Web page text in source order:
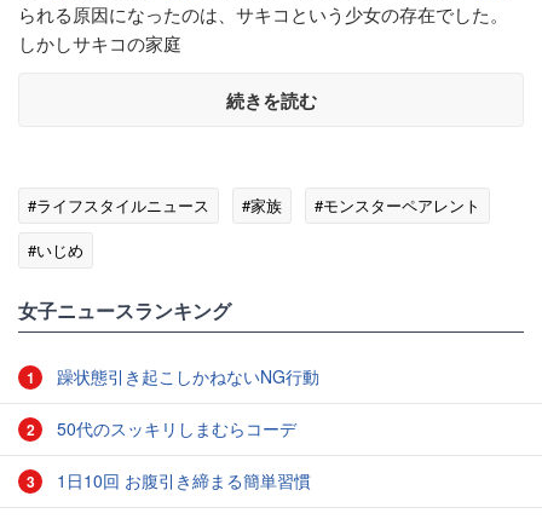
られる原因になったのは、サキコという少女の存在でした。
しかしサキコの家庭
続きを読む
#ライフスタイルニュース #家族
#モンスターペアレント
#いじめ
女子ニュースランキング
1 躁状態引き起こしかねないNG行動
2 50代のスッキリしまむらコーデ
3 1日10回 お腹引き締まる簡単習慣